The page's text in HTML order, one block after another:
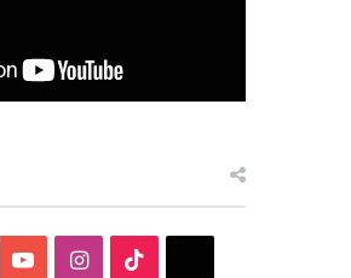
YouTubeInstagram